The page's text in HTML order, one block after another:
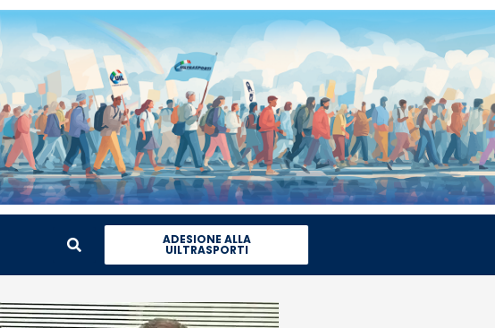
ADESIONE ALLA
UILTRASPORTI